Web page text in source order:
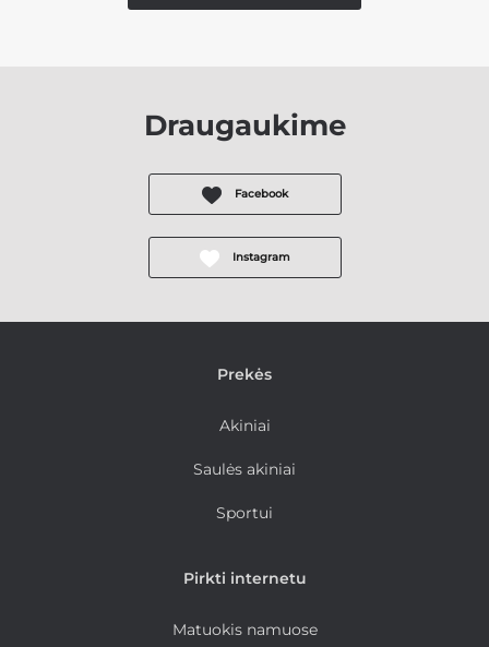
Draugaukime
Facebook
Instagram
Prekės
Akiniai
Saulės akiniai
Sportui
Pirkti internetu
Matuokis namuose